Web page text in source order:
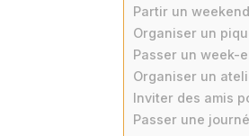
Partir un
Organiser un
Passer un week-
Organiser un
Inviter des amis
Passer une